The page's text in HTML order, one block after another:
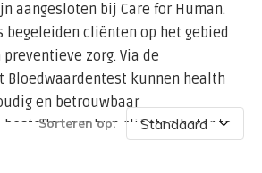
aangesloten bij Care for Human.
begeleiden cliënten op het gebied
zorg. Via de
Bloedwaardentest kunnen health
en betrouwbaar
bestellen om hun cliënten beter te
Sorteren op: